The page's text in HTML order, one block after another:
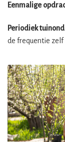
Eenmalige
Periodiek
de frequentie zelf